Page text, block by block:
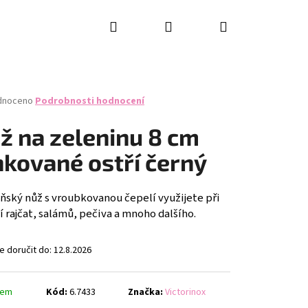
Hledat PřihlášeníNákupní
Podrobnosti hodnocení
na zeleninu 8 cm
ostří černý
nůž s vroubkovanou čepelí využijete při
rajčat, salámů, pečiva a mnoho dalšího.
doručit do:12.8.2026
Kód: 6.7433 Značka: Victorinox
KNIFE SET, 2PCS,